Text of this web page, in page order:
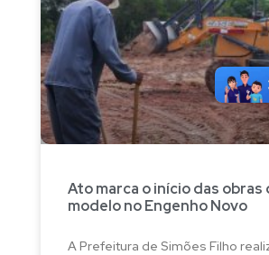
Ato marca o início das obras
modelo no Engenho Novo
A Prefeitura de Simões Filho